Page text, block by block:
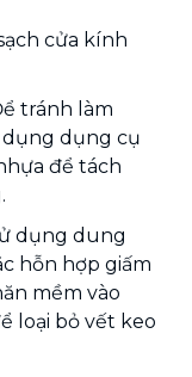
cửa kính
tránh làm
dụng dụng cụ
để tách
dụng dung
hỗn hợp giấm
mềm vào
loại bỏ vết keo